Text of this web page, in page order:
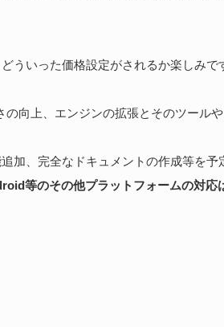
ういった価格設定がされるか楽しみで
向上、エンジンの拡張とそのツール
加、完全なドキュメントの作成等を予
等のその他プラットフォームの対応